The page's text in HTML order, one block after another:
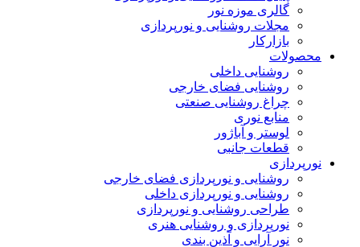
گالری موزه نور
مجلات روشنایی و نورپردازی
بازارکار
محصولات
روشنایی داخلی
روشنایی فضای خارجی
چراغ روشنایی صنعتی
منابع نوری
لوستر و آباژور
قطعات جانبی
نورپردازی
روشنایی و نورپردازی فضای خارجی
روشنایی و نورپردازی داخلی
طراحی روشنایی و نورپردازی
نورپردازی و روشنایی هنری
نور آرایی و آذین بندی